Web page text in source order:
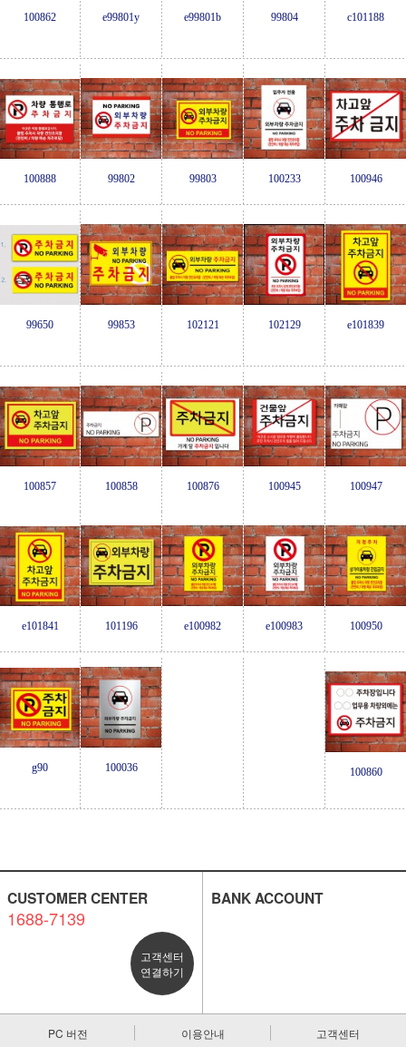
100862 e99801y e99801b 99804 c101188
100888 99802 99803 100233 100946
99650 99853 102121 102129 e101839
100857 100858 100876 100945 100947
e101841 101196 e100982 e100983 100950
g90 100036 100860
CUSTOMER CENTER
1688-7139
고객센터
연결하기
BANK ACCOUNT
PC 버전 이용안내 고객센터